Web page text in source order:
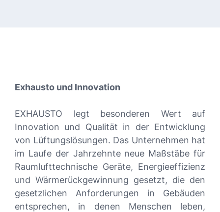
Exhausto und Innovation
EXHAUSTO legt besonderen Wert auf
Innovation und Qualität in der Entwicklung
von Lüftungslösungen. Das Unternehmen hat
im Laufe der Jahrzehnte neue Maßstäbe für
Raumlufttechnische Geräte, Energieeffizienz
und Wärmerückgewinnung gesetzt, die den
gesetzlichen Anforderungen in Gebäuden
entsprechen, in denen Menschen leben,